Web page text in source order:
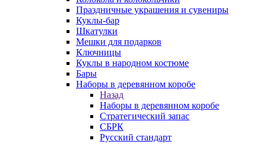
Праздничные украшения и сувениры
Куклы-бар
Шкатулки
Мешки для подарков
Ключницы
Куклы в народном костюме
Бары
Наборы в деревянном коробе
Назад
Наборы в деревянном коробе
Стратегический запас
СБРК
Русский стандарт